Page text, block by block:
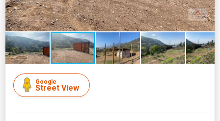
Google
Street View